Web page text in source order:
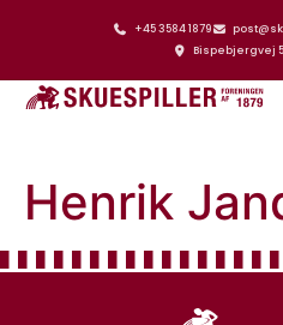
+45 3584 1879
Bispebjergvej
Henrik